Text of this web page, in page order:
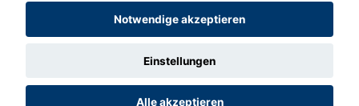
Notwendige akzeptieren
Einstellungen
Alle akzeptieren